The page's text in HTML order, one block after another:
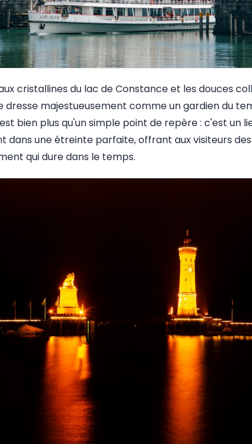
cristallines du lac de Constance et les douces
dresse majestueusement comme un gardien du
bien plus qu'un simple point de repère : c'est un
dans une étreinte parfaite, offrant aux visiteurs
qui dure dans le temps.